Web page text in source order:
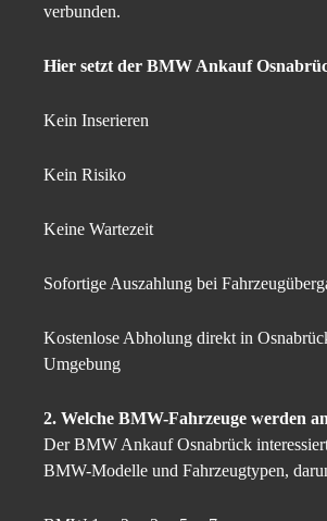
verbunden.
Hier setzt der BMW Ankauf
Kein Inserieren
Kein Risiko
Keine Wartezeit
Sofortige Auszahlung bei
Kostenlose Abholung direkt in
Umgebung
2. Welche BMW-Fahrzeuge werden
Der BMW Ankauf Osnabrück
BMW-Modelle und Fahrzeugtypen,